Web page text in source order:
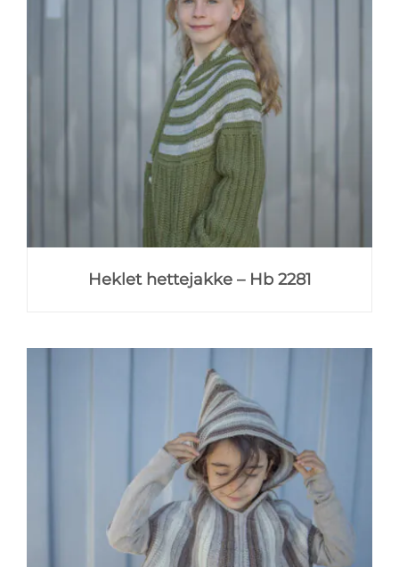
Heklet hettejakke – Hb 2281